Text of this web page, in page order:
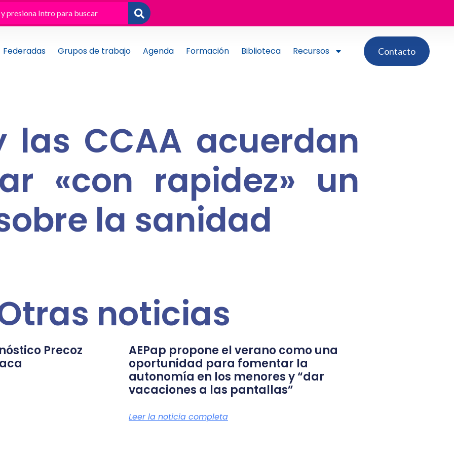
Federadas Grupos de trabajo Agenda Formación Biblioteca Recursos Contacto
las CCAA acuerdan
«con rapidez» un
la sanidad
noticias
Precoz
AEPap propone el verano como una
oportunidad para fomentar la
autonomía en los menores y “dar
vacaciones a las pantallas”
Leer la noticia completa